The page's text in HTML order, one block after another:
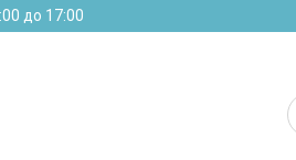
до 17:00